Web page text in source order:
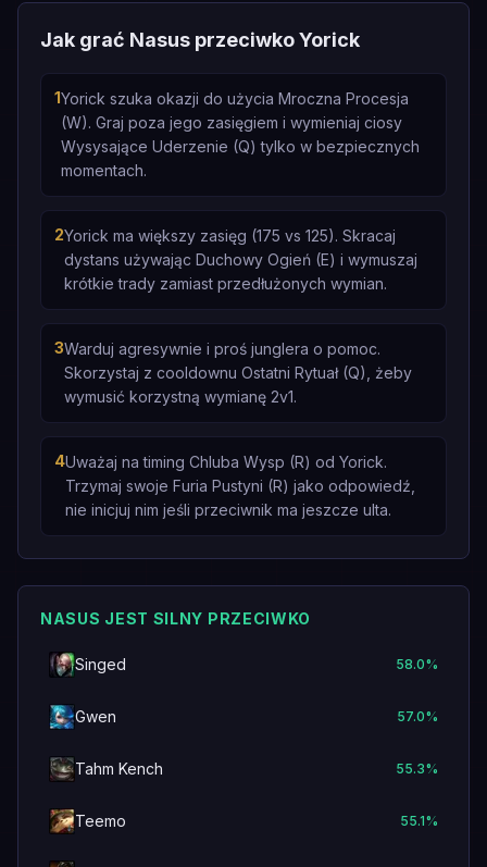
Jak grać Nasus przeciwko Yorick
1Yorick szuka okazji do użycia Mroczna Procesja
(W). Graj poza jego zasięgiem i wymieniaj ciosy
Wysysające Uderzenie (Q) tylko w bezpiecznych
momentach.
2Yorick ma większy zasięg (175 vs 125). Skracaj
dystans używając Duchowy Ogień (E) i wymuszaj
krótkie trady zamiast przedłużonych wymian.
3Warduj agresywnie i proś junglera o pomoc.
Skorzystaj z cooldownu Ostatni Rytuał (Q), żeby
wymusić korzystną wymianę 2v1.
4Uważaj na timing Chluba Wysp (R) od Yorick.
Trzymaj swoje Furia Pustyni (R) jako odpowiedź,
nie inicjuj nim jeśli przeciwnik ma jeszcze ulta.
NASUS JEST SILNY PRZECIWKO
Singed 58.0%
Gwen 57.0%
Tahm Kench 55.3%
Teemo 55.1%